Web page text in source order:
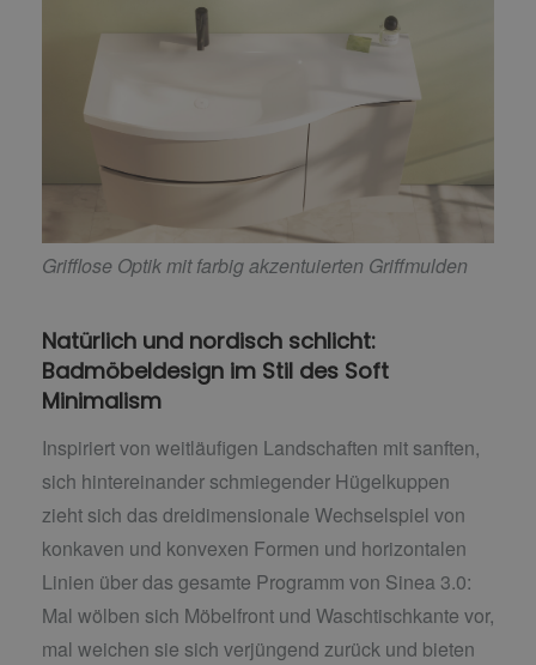
Grifflose Optik mit farbig akzentuierten Griffmulden
Natürlich und nordisch schlicht:
Badmöbeldesign im Stil des Soft
Minimalism
Inspiriert von weitläufigen Landschaften mit sanften,
sich hintereinander schmiegender Hügelkuppen
zieht sich das dreidimensionale Wechselspiel von
konkaven und konvexen Formen und horizontalen
Linien über das gesamte Programm von Sinea 3.0:
Mal wölben sich Möbelfront und Waschtischkante vor,
mal weichen sie sich verjüngend zurück und bieten